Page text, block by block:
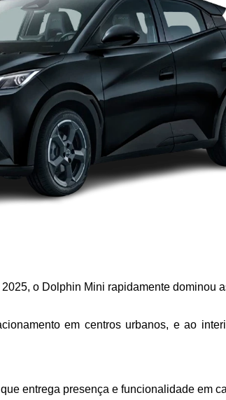
o Dolphin Mini rapidamente dominou
em centros urbanos, e ao
entrega presença e funcionalidade em